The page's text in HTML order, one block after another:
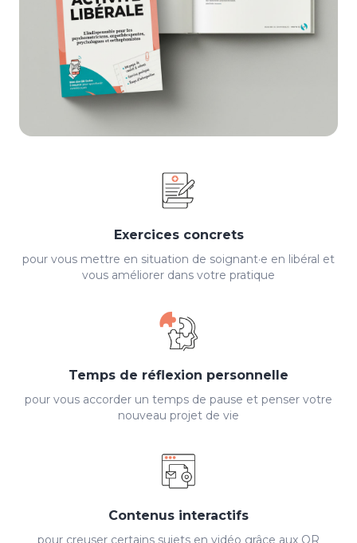
Exercices concrets
pour vous mettre en situation de soignant·e en libéral et
vous améliorer dans votre pratique
Temps de réflexion personnelle
pour vous accorder un temps de pause et penser votre
nouveau projet de vie
Contenus interactifs